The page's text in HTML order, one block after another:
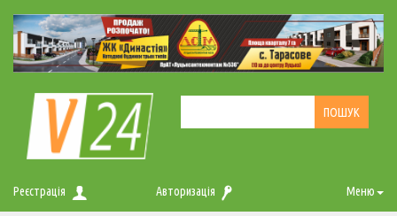
Реєстрація Авторизація Меню